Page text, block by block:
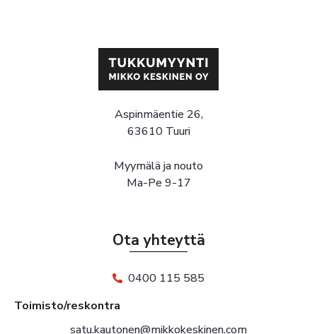
Aspinmäentie 26,
63610 Tuuri
Myymälä ja nouto
Ma-Pe 9-17
Ota yhteyttä
0400 115 585
Toimisto/reskontra
satu.kautonen@mikkokeskinen.com